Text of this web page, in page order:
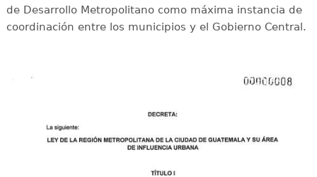
de Desarrollo Metropolitano como máxima instancia de
coordinación entre los municipios y el Gobierno Central.